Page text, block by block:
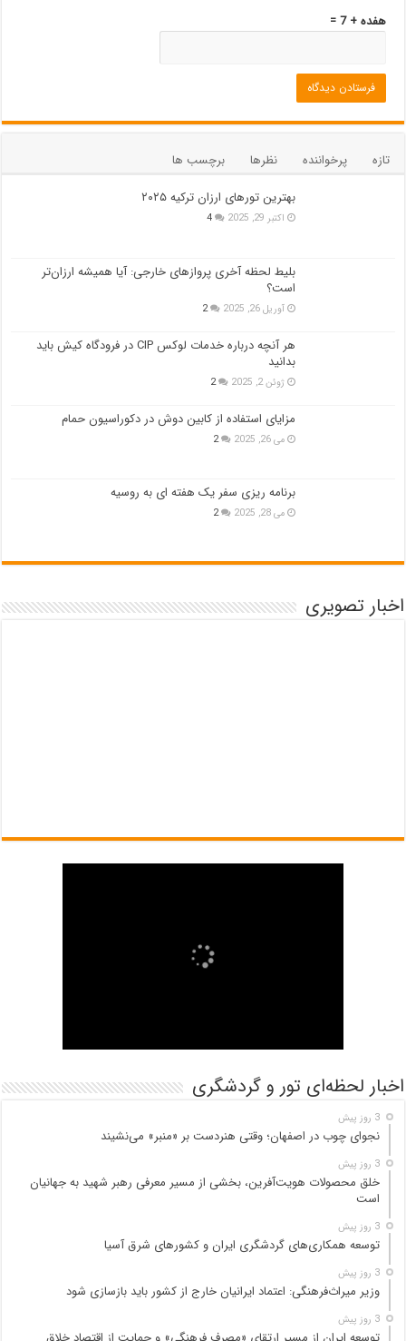
هفده + 7 =
تازه پرخواننده نظرها
برچسب ها
بهترین تورهای ارزان ترکیه ۲۰۲۵
اکتبر 29, 2025 4
بلیط لحظه آخری پروازهای خارجی: آیا همیشه ارزان‌تر
است؟
آوریل 26, 2025 2
هر آنچه درباره خدمات لوکس CIP در فرودگاه‌ کیش باید
بدانید
ژوئن 2, 2025 2
مزایای استفاده از کابین دوش در دکوراسیون حمام
می 26, 2025 2
برنامه ریزی سفر یک هفته ای به روسیه
می 28, 2025 2
اخبار تصویری
اخبار لحظه‌ای تور و گردشگری
3 روز پیش
نجوای چوب در اصفهان؛ وقتی هنردست بر «منبر» می‌نشیند
3 روز پیش
خلق محصولات هویت‌آفرین، بخشی از مسیر معرفی رهبر شهید به جهانیان
است
3 روز پیش
توسعه همکاری‌های گردشگری ایران و کشورهای شرق آسیا
3 روز پیش
وزیر میراث‌فرهنگی: اعتماد ایرانیان خارج از کشور باید بازسازی شود
3 روز پیش